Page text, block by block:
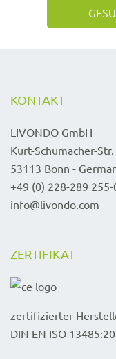
KONTAKT
LIVONDO GmbH
Kurt-Schumacher-
53113 Bonn -
+49 (0) 228-289 255-
info@livondo.com
ZERTIFIKAT
zertifizierter
DIN EN ISO